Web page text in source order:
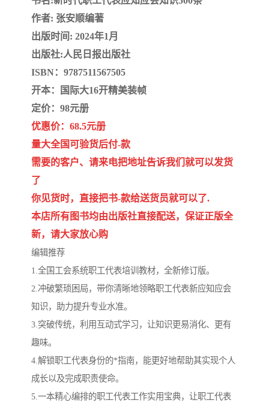
作者: 张安顺编著
出版时间: 2024年1月
出版社:人民日报出版社
ISBN：9787511567505
开本：国际大16开精美装帧
定价：98元册
优惠价：68.5元册
量大全国可验货后付-款
需要的客户、请来电把地址告诉我们就可以发货
了
你见货时，直接把书-款给送货员就可以了.
本店所有图书均由出版社直接配送，保证正版全
新，请大家放心购
编辑推荐
1.全国工会系统职工代表培训教材，全新修订版。
2.冲破繁琐困局，带你清晰地领略职工代表新应知应会
知识，助力提升专业水准。
3.突破传统，利用互动式学习，让知识更易消化、更有
趣味。
4.解锁职工代表身份的*指南，能更好地帮助其实现个人
成长以及完成职责使命。
5.一本精心编排的职工代表工作实用宝典，让职工代表
辽宁省工程计价定额
江西省建筑工程预算定额
锅炉及压力容器规范国际
性规范ASME
湖北省建设工程预算定额
内蒙古建设工程预算定额 公路工程预算定额
陕西建设工程消耗量定额 新疆建设工程预算定额
贵州水利水电定额 铁路概预算定额
青海省建筑工程消耗量定
20kv及以下配电网工程定 地质灾害治理工程质量检
广西建筑安装工程预算定
*考军校教材
电力工程预算概算定额 重庆市建设工程计价定额